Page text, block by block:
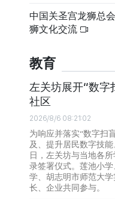
中国关圣宫龙狮总
狮文化交流
教育
左关坊展开“数字
社区
2026/8/6 08:21:02
为响应并落实“数字扫
及、提升居民数字技
日，左关坊与当地各
录签署仪式。莲池小
学、胡志明市师范大
长、企业共同参与。